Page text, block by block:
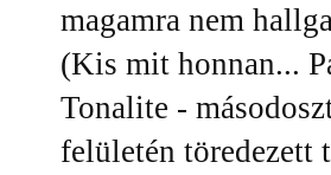
magamra nem
(Kis mit honnan...
Tonalite -
felületén töredezett